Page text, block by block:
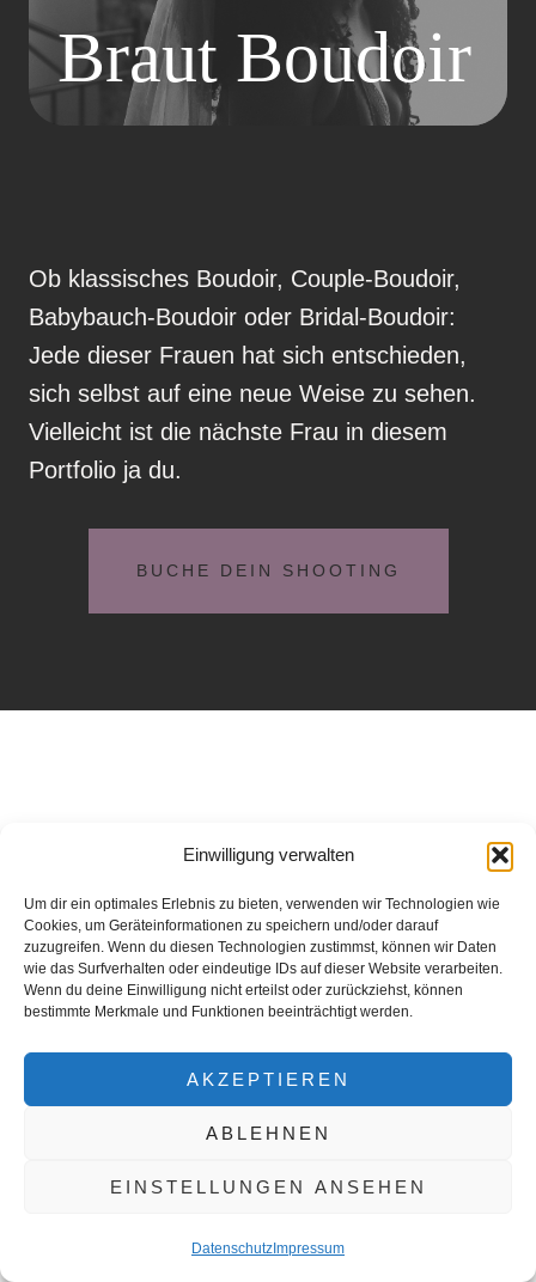
Einwilligung verwalten
Um dir ein optimales Erlebnis zu bieten, verwenden wir Technologien wie
Cookies, um Geräteinformationen zu speichern und/oder darauf
zuzugreifen. Wenn du diesen Technologien zustimmst, können wir Daten
wie das Surfverhalten oder eindeutige IDs auf dieser Website verarbeiten.
Wenn du deine Einwilligung nicht erteilst oder zurückziehst, können
bestimmte Merkmale und Funktionen beeinträchtigt werden.
AKZEPTIEREN
ABLEHNEN
EINSTELLUNGEN ANSEHEN
Datenschutz Impressum
Braut Boudoir
Ob klassisches Boudoir, Couple-Boudoir,
Babybauch-Boudoir oder Bridal-Boudoir:
Jede dieser Frauen hat sich entschieden,
sich selbst auf eine neue Weise zu sehen.
Vielleicht ist die nächste Frau in diesem
Portfolio ja du.
BUCHE DEIN SHOOTING
Sexyness is an Energy, not
a Bodytype
Alesyas
Sinnliches
Boudoir-